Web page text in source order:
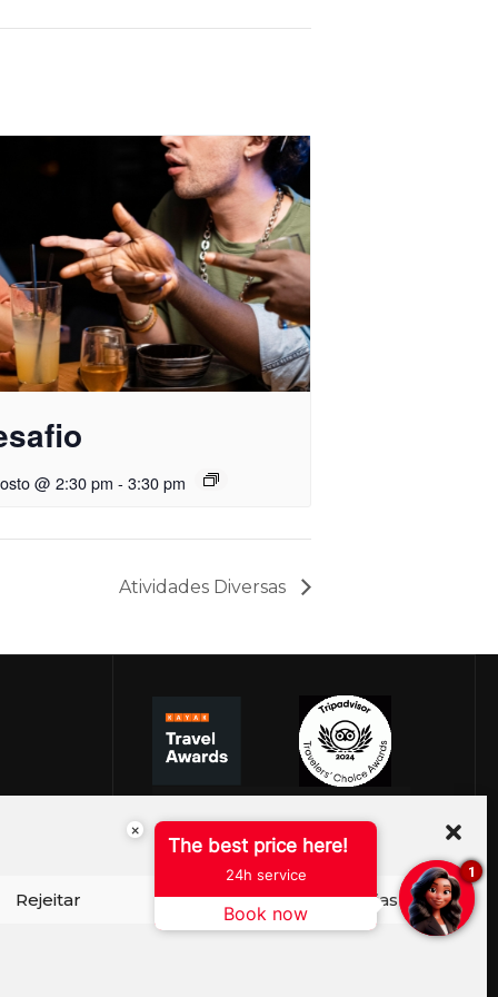
Rejeitar Ver preferências
@ 2:30 pm - 3:30 pm
Atividades Diversas
×
The best price here!
24h service
Book now
1